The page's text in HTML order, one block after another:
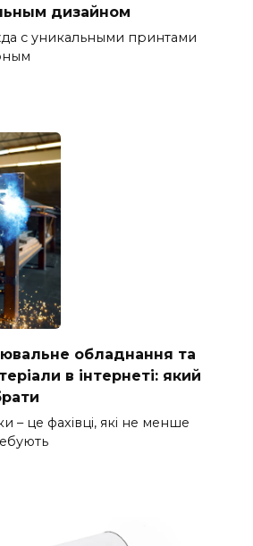
дизайном
с уникальными принтами
обладнання та
в інтернеті: який
– це фахівці, які не менше